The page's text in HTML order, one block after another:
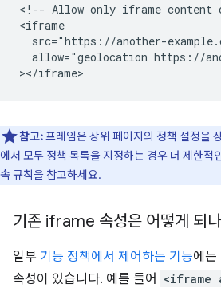
<!-- Allow only iframe
<iframe
src="https://another-
allow="geolocation https://
참고:프레임은 상위 페이지의 정책 설정을
에서 모두 정책 목록을 지정하는 경우 더 제한적
속 규칙을 참고하세요.
기존 iframe 속성은 어떻게 되
일부 기능 정책에서 제어하는 기능에는
속성이 있습니다. 예를 들어
<iframe